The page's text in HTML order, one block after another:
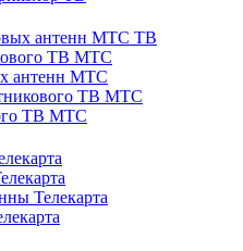
антенн МТС ТВ
ТВ МТС
антенн МТС
ТВ МТС
ТВ МТС
Телекарта